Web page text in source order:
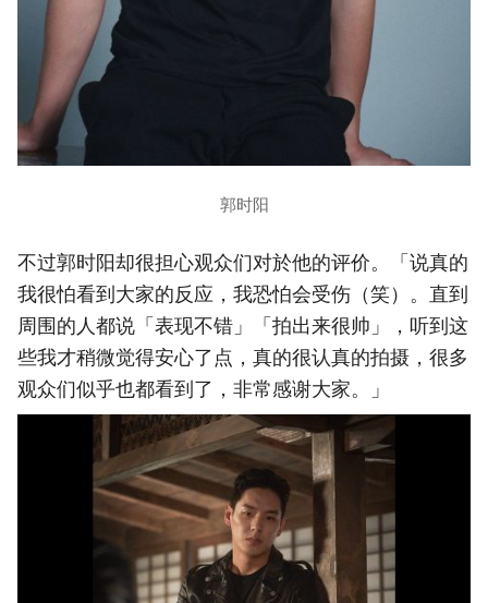
郭时阳
不过郭时阳却很担心观众们对於他的评价。「说真的
我很怕看到大家的反应，我恐怕会受伤（笑）。直到
周围的人都说「表现不错」「拍出来很帅」，听到这
些我才稍微觉得安心了点，真的很认真的拍摄，很多
观众们似乎也都看到了，非常感谢大家。」